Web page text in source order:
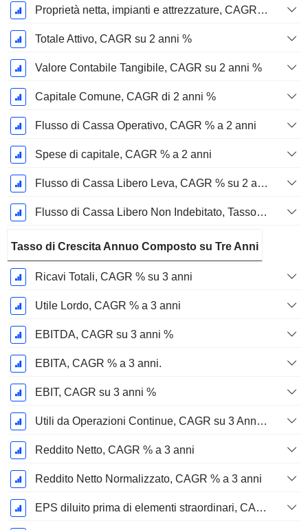
Proprietà netta, impianti e attrezzature, CAGR su 2 anni %
Totale Attivo, CAGR su 2 anni %
Valore Contabile Tangibile, CAGR su 2 anni %
Capitale Comune, CAGR di 2 anni %
Flusso di Cassa Operativo, CAGR % a 2 anni
Spese di capitale, CAGR % a 2 anni
Flusso di Cassa Libero Leva, CAGR % su 2 anni
Flusso di Cassa Libero Non Indebitato, Tasso di Crescita Annuo Composto su 2 Anni %
Tasso di Crescita Annuo Composto su Tre Anni
Ricavi Totali, CAGR % su 3 anni
Utile Lordo, CAGR % a 3 anni
EBITDA, CAGR su 3 anni %
EBITA, CAGR % a 3 anni.
EBIT, CAGR su 3 anni %
Utili da Operazioni Continue, CAGR su 3 Anni %
Reddito Netto, CAGR % a 3 anni
Reddito Netto Normalizzato, CAGR % a 3 anni
EPS diluito prima di elementi straordinari, CAGR su 3 anni %